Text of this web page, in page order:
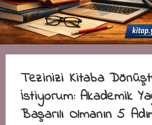
Tezinizi Kitaba
İstiyorum: Akademik
Başarılı Olmanın 5